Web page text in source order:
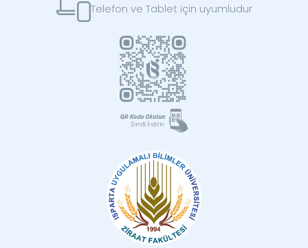
Telefon ve Tablet için uyumludur